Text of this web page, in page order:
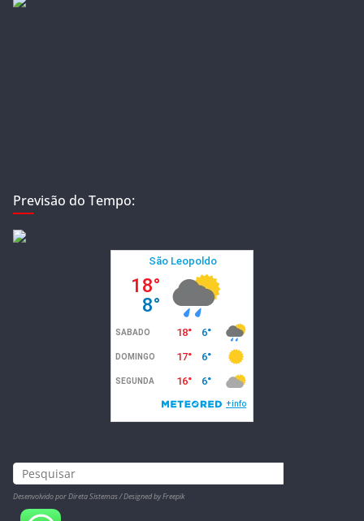
Previsão do Tempo:
Desenvolvido por Direta Sistemas /Designed by Freepik